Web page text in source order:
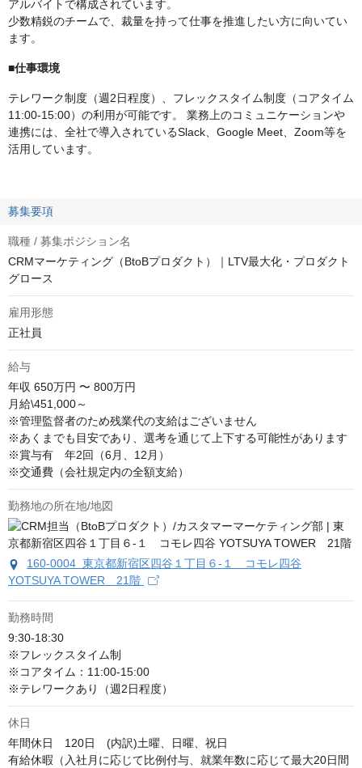
アルバイトで構成されています。
少数精鋭のチームで、裁量を持って仕事を推進したい方に向いてい
ます。
■仕事環境
テレワーク制度（週2日程度）、フレックスタイム制度（コアタイム
11:00-15:00）の利用が可能です。 業務上のコミュニケーションや
連携には、全社で導入されているSlack、Google Meet、Zoom等を
活用しています。
募集要項
職種 / 募集ポジション名
CRMマーケティング（BtoBプロダクト）｜LTV最大化・プロダクト
グロース
雇用形態
正社員
給与
年収 650万円 〜 800万円
月給\451,000～
※管理監督者のため残業代の支給はございません
※あくまでも目安であり、選考を通じて上下する可能性があります
※賞与有　年2回（6月、12月）
※交通費（会社規定内の全額支給）
勤務地の所在地/地図
160-0004 東京都新宿区四谷１丁目６-１ コモレ四谷
YOTSUYA TOWER 21階
勤務時間
9:30‐18:30
※フレックスタイム制
※コアタイム：11:00‐15:00
※テレワークあり（週2日程度）
休日
年間休日　120日　(内訳)土曜、日曜、祝日
有給休暇（入社月に応じて比例付与、就業年数に応じて最大20日間